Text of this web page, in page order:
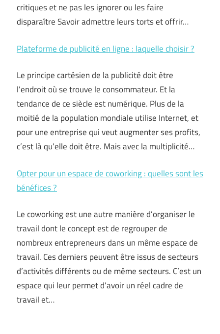
critiques et ne pas les ignorer ou les faire
disparaître Savoir admettre leurs torts et offrir…
Plateforme de publicité en ligne : laquelle choisir ?
Le principe cartésien de la publicité doit être
l’endroit où se trouve le consommateur. Et la
tendance de ce siècle est numérique. Plus de la
moitié de la population mondiale utilise Internet, et
pour une entreprise qui veut augmenter ses profits,
c’est là qu’elle doit être. Mais avec la multiplicité…
Opter pour un espace de coworking : quelles sont les
bénéfices ?
Le coworking est une autre manière d’organiser le
travail dont le concept est de regrouper de
nombreux entrepreneurs dans un même espace de
travail. Ces derniers peuvent être issus de secteurs
d’activités différents ou de même secteurs. C’est un
espace qui leur permet d’avoir un réel cadre de
travail et…